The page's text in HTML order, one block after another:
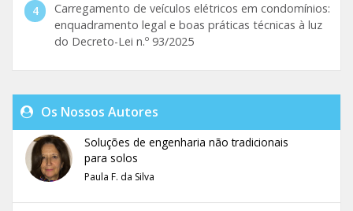
Carregamento de veículos elétricos em condomínios:
enquadramento legal e boas práticas técnicas à luz
do Decreto-Lei n.º 93/2025
Os Nossos Autores
Soluções de engenharia não tradicionais
para solos
Paula F. da Silva